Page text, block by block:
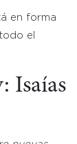
en forma
el
Isaías